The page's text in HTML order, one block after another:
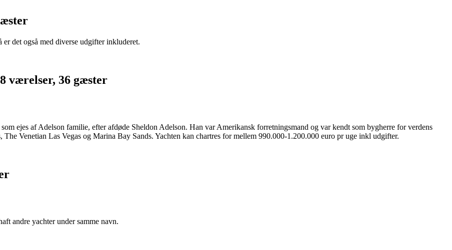
det også med diverse udgifter inkluderet.
værelser, 36 gæster
ejes af Adelson familie, efter afdøde Sheldon Adelson. Han var Amerikansk forretningsmand og var kendt som bygherre for verdens
Venetian Las Vegas og Marina Bay Sands. Yachten kan chartres for mellem 990.000-1.200.000 euro pr uge inkl udgifter.
andre yachter under samme navn.